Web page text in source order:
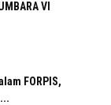
VI
FORPIS,